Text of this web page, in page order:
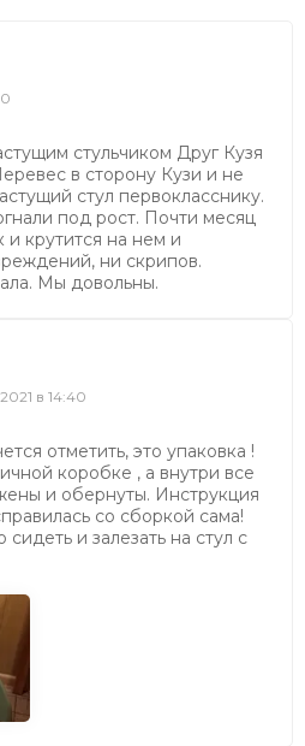
стульчиком Друг Кузя
в сторону Кузи и не
стул первокласснику.
под рост. Почти месяц
и крутится на нем и
ни скрипов.
Мы довольны.
в 14:40
отметить, это упаковка !
коробке , а внутри все
и обернуты. Инструкция
со сборкой сама!
и залезать на стул с